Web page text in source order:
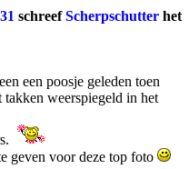
schreefScherpschutter het
een poosje geleden toen
weerspiegeld in het
geven voor deze top foto